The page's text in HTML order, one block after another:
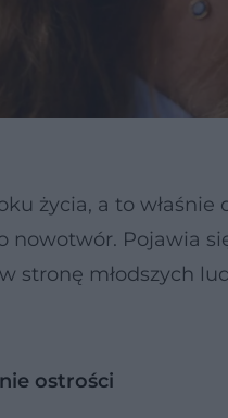
życia, a to właśnie
Pojawia
stronę młodszych
ostrości